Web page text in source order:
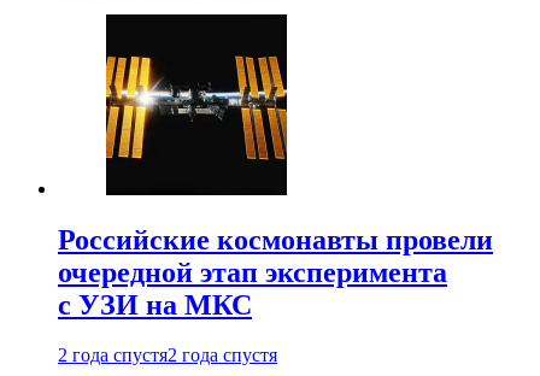
Российские космонавты провели
очередной этап эксперимента
с УЗИ на МКС
2 года спустя2 года спустя